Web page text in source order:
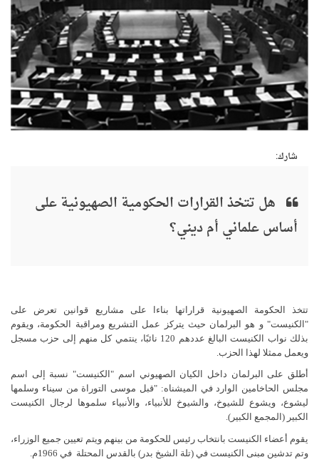
شارك:
هل تتخذ القرارات الحكومية الصهيونية على
أساس علماني أم ديني؟
تتخذ الحكومة الصهيونية قراراتها بناءا على مشاريع قوانين تعرض على
"الكنيست" و هو البرلمان حيث يتركز عمل التشريع ومراقبة الحكومة، ويقوم
بذلك نواب الكنيست البالغ عددهم 120 نائبًا، ينتمي كل منهم إلى حزب مسجل
ويعمل ممثلا لهذا الحزب.
أطلق على البرلمان داخل الكيان الصهيوني اسم "الكنيست" نسبة إلى اسم
مجلس الحاخامين الوارد في الميشناه: "قبل موسى التوراة من سيناء وسلمها
ليشوع، ويشوع للشيوخ، والشيوخ للأنبياء، والأنبياء سلموها لرجال الكنيست
الكبير (المجمع الكبير).
يقوم أعضاء الكنيست بانتخاب رئيس للحكومة من بينهم ويتم تعيين جميع الوزراء،
وتم تدشين مبنى الكنيست في (تلة الشيخ بدر) بالقدس المحتلة في 1966م.